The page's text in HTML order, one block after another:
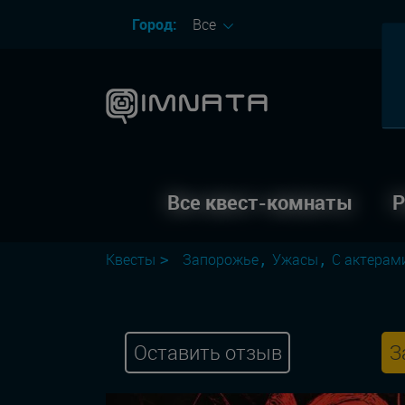
Город: Все
Все квест-комнаты
Квесты Запорожье Ужасы С
Оставить отзыв